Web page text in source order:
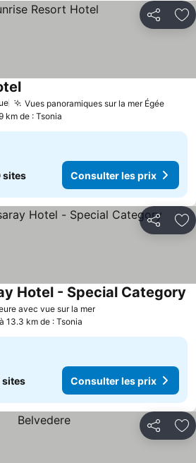
Partager
Vues panoramiques sur la mer Égée
km de : Tsonia
sites Consulter les prix
Partager
avec vue sur la mer
Hotel - Special Category
à 13.3 km de : Tsonia
sites Consulter les prix
Partager